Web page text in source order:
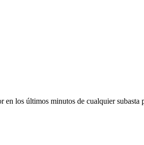
en los últimos minutos de cualquier